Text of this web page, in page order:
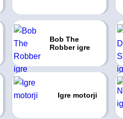
Bob The
Robber igre
Igre motorji